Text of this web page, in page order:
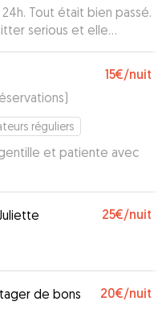
Tout était bien passé.
serious et elle
toutou”
15€/nuit
)
réguliers
et patiente avec
25€/nuit
de bons
20€/nuit